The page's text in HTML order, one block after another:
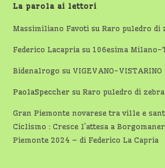
La parola ai lettori
Massimiliano Favoti suRaro puledro di
Federico Lacapria su 106esima
Bidenalrogo su VIGEVANO-VISTARINO
PaolaSpeccher suRaro puledro di
Gran Piemonte novarese tra ville e
Ciclismo : Cresce l’attesa a
Piemonte 2024 – di Federico La Capria